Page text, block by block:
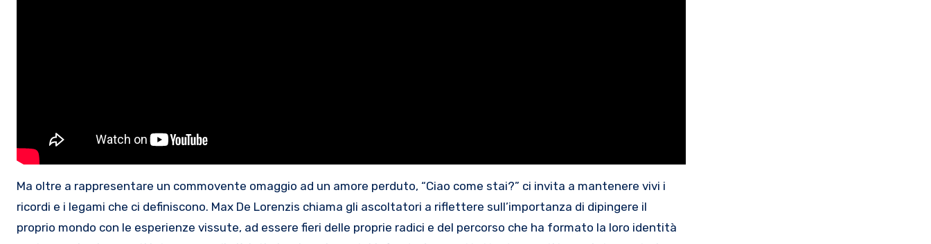
Ma oltre a rappresentare un commovente omaggio ad un amore perduto, “Ciao come stai?” ci invita a mantenere vivi i
ricordi e i legami che ci definiscono. Max De Lorenzis chiama gli ascoltatori a riflettere sull’importanza di dipingere il
proprio mondo con le esperienze vissute, ad essere fieri delle proprie radici e del percorso che ha formato la loro identità